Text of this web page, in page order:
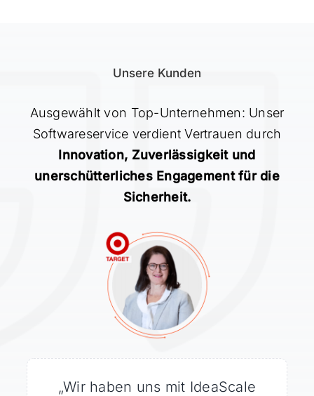
Unsere Kunden
Ausgewählt von Top-Unternehmen: Unser
Softwareservice verdient Vertrauen durch
Innovation, Zuverlässigkeit und
unerschütterliches Engagement für die
Sicherheit.
„Wir haben uns mit IdeaScale
„Wir haben uns auf der Suche
„Was mich am meisten